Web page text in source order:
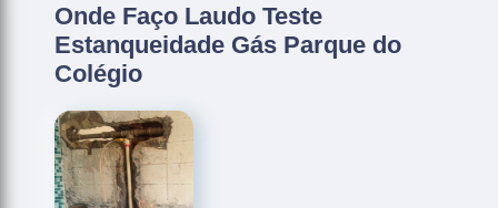
Onde Faço Laudo Teste
Estanqueidade Gás Parque do
Colégio